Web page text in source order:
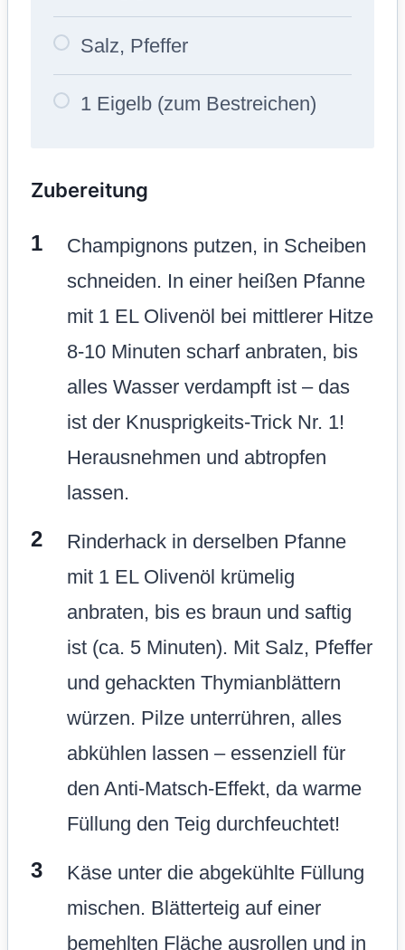
Salz, Pfeffer
1 Eigelb (zum Bestreichen)
Zubereitung
Champignons putzen, in Scheiben
schneiden. In einer heißen Pfanne
mit 1 EL Olivenöl bei mittlerer Hitze
8-10 Minuten scharf anbraten, bis
alles Wasser verdampft ist – das
ist der Knusprigkeits-Trick Nr. 1!
Herausnehmen und abtropfen
lassen.
Rinderhack in derselben Pfanne
mit 1 EL Olivenöl krümelig
anbraten, bis es braun und saftig
ist (ca. 5 Minuten). Mit Salz, Pfeffer
und gehackten Thymianblättern
würzen. Pilze unterrühren, alles
abkühlen lassen – essenziell für
den Anti-Matsch-Effekt, da warme
Füllung den Teig durchfeuchtet!
Käse unter die abgekühlte Füllung
mischen. Blätterteig auf einer
bemehlten Fläche ausrollen und in